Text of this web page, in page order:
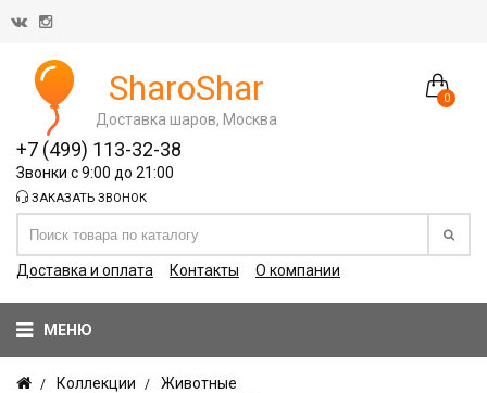
0
SharoShar
Доставка шаров, Москва
+7 (499) 113-32-38
Звонки с 9:00 до 21:00
ЗАКАЗАТЬ ЗВОНОК
Доставка и оплата Контакты О компании
МЕНЮ
Коллекции
Животные